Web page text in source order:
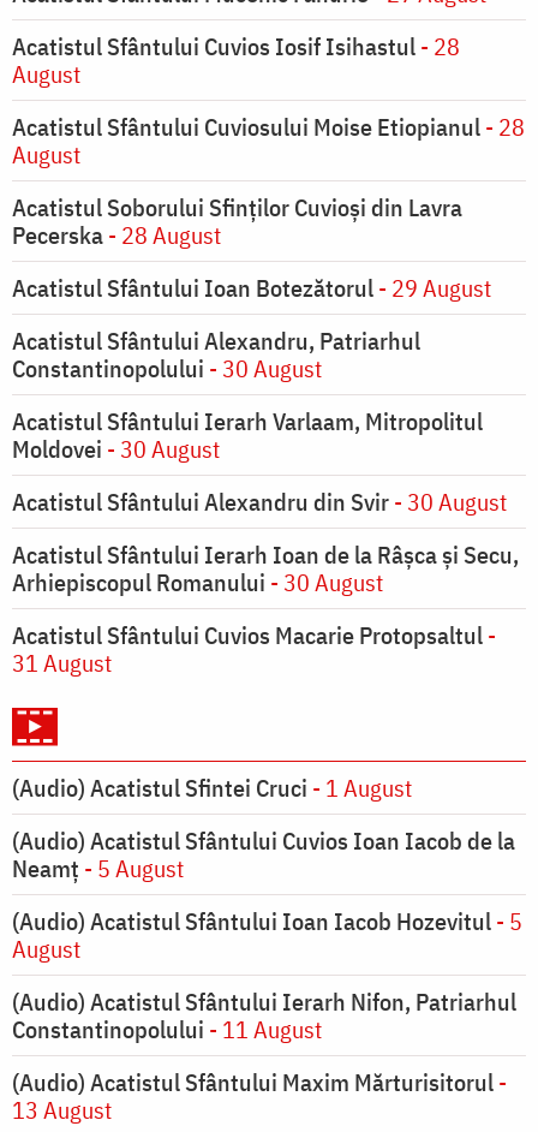
Acatistul Sfântului Cuvios Iosif Isihastul- 28
August
Acatistul Sfântului Cuviosului Moise Etiopianul- 28
August
Acatistul Soborului Sfinților Cuvioși din Lavra
Pecerska- 28 August
Acatistul Sfântului Ioan Botezătorul- 29 August
Acatistul Sfântului Alexandru, Patriarhul
Constantinopolului - 30 August
Acatistul Sfântului Ierarh Varlaam, Mitropolitul
Moldovei - 30 August
Acatistul Sfântului Alexandru din Svir- 30 August
Acatistul Sfântului Ierarh Ioan de la Râşca şi Secu,
Arhiepiscopul Romanului - 30 August
Acatistul Sfântului Cuvios Macarie Protopsaltul-
31 August
(Audio) Acatistul Sfintei Cruci - 1 August
(Audio) Acatistul Sfântului Cuvios Ioan Iacob de la
Neamț - 5 August
(Audio) Acatistul Sfântului Ioan Iacob Hozevitul- 5
August
(Audio) Acatistul Sfântului Ierarh Nifon, Patriarhul
Constantinopolului - 11 August
(Audio) Acatistul Sfântului Maxim Mărturisitorul-
13 August